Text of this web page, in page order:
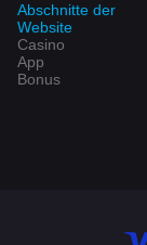
Abschnitte der
Website
Casino
App
Bonus